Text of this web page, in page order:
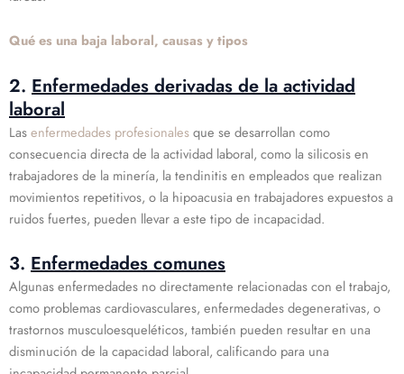
Qué es una baja laboral, causas y tipos
2. Enfermedades derivadas de la actividad
laboral
Lasenfermedades profesionalesque se desarrollan como
consecuencia directa de la actividad laboral, como la silicosis en
trabajadores de la minería, la tendinitis en empleados que realizan
movimientos repetitivos, o la hipoacusia en trabajadores expuestos a
ruidos fuertes, pueden llevar a este tipo de incapacidad.
3. Enfermedades comunes
Algunas enfermedades no directamente relacionadas con el trabajo,
como problemas cardiovasculares, enfermedades degenerativas, o
trastornos musculoesqueléticos, también pueden resultar en una
disminución de la capacidad laboral, calificando para una